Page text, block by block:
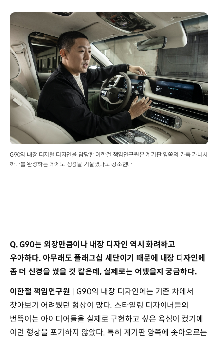
G90의 내장 디지털 디자인을 담당한 이한철 책임연구원은 계기판 양쪽의 가죽 가니시
하나를 완성하는 데에도 정성을 기울였다고 강조한다
Q. G90는 외장만큼이나 내장 디자인 역시 화려하고
우아하다. 아무래도 플래그십 세단이기 때문에 내장 디자인에
좀 더 신경을 썼을 것 같은데, 실제로는 어땠을지 궁금하다.
이한철 책임연구원 | G90의 내장 디자인에는 기존 차에서
찾아보기 어려웠던 형상이 많다. 스타일링 디자이너들의
번뜩이는 아이디어들을 실제로 구현하고 싶은 욕심이 컸기에
이런 형상을 포기하지 않았다. 특히 계기판 양쪽에 솟아오르는